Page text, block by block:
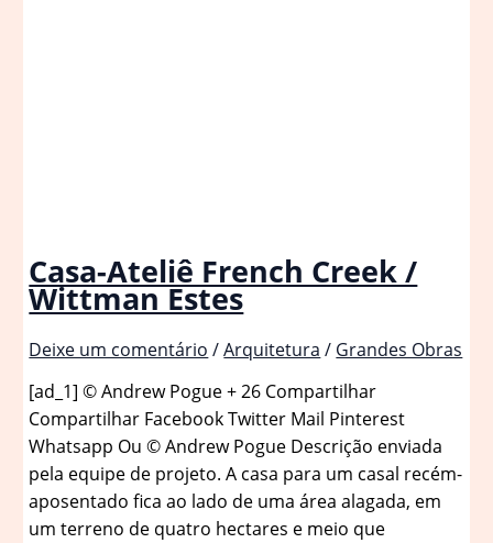
Casa-Ateliê French Creek /
Wittman Estes
Deixe um comentário /Arquitetura / Grandes Obras
[ad_1] © Andrew Pogue + 26 Compartilhar
Compartilhar Facebook Twitter Mail Pinterest
Whatsapp Ou © Andrew Pogue Descrição enviada
pela equipe de projeto. A casa para um casal recém-
aposentado fica ao lado de uma área alagada, em
um terreno de quatro hectares e meio que